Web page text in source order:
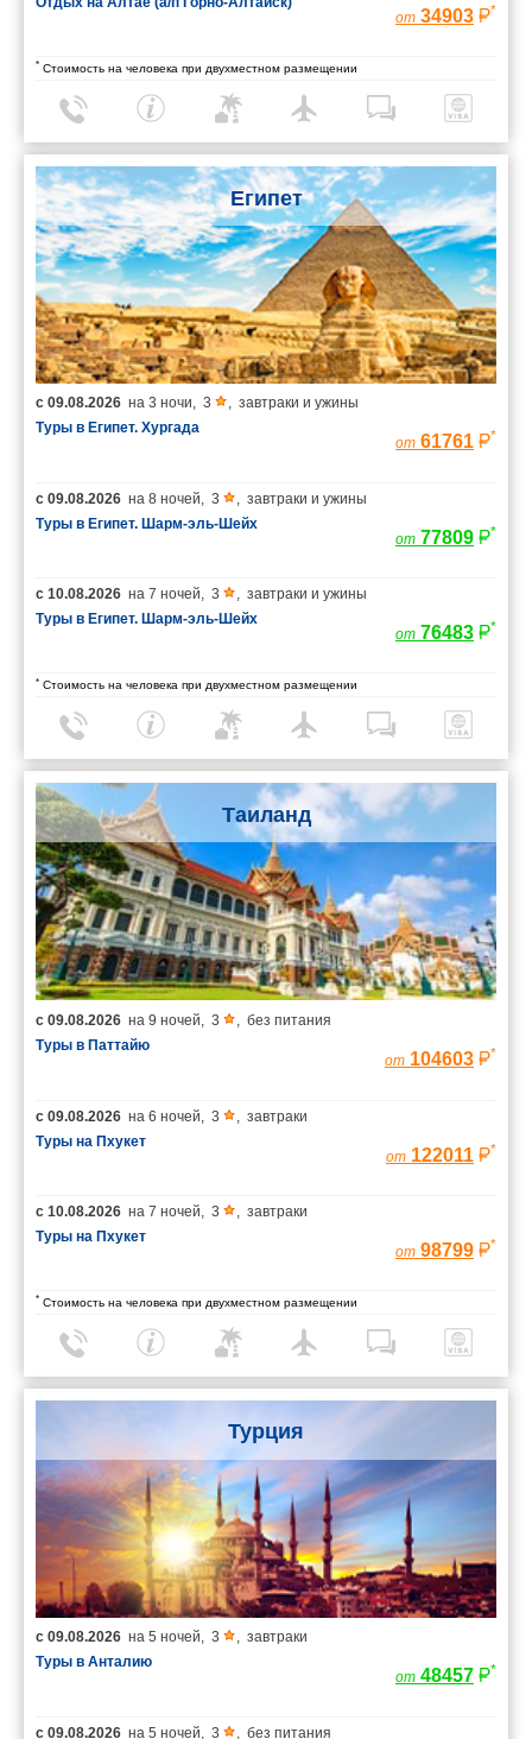
от 34903 *
* Стоимость на человека при двухместном размещении
Египет
с 09.08.2026 на 3 ночи, 3 , завтраки и ужины
Туры в Египет. Хургада
от 61761 *
с 09.08.2026 на 8 ночей, 3 , завтраки и ужины
Туры в Египет. Шарм-эль-Шейх
от 77809 *
с 10.08.2026 на 7 ночей, 3 , завтраки и ужины
Туры в Египет. Шарм-эль-Шейх
от 76483 *
* Стоимость на человека при двухместном размещении
Таиланд
с 09.08.2026 на 9 ночей 3
без питания
Туры в Паттайю
от 104603 *
с 09.08.2026 на 6 ночей 3
завтраки
Туры на Пхукет
от 122011 *
с 10.08.2026 на 7 ночей 3
завтраки
Туры на Пхукет
от 98799 *
* Стоимость на человека при двухместном размещении
Турция
с 09.08.2026 на 5 ночей, 3 , завтраки
Туры в Анталию
от 48457 *
с 09.08.2026 на 5 ночей, 3 , без питания